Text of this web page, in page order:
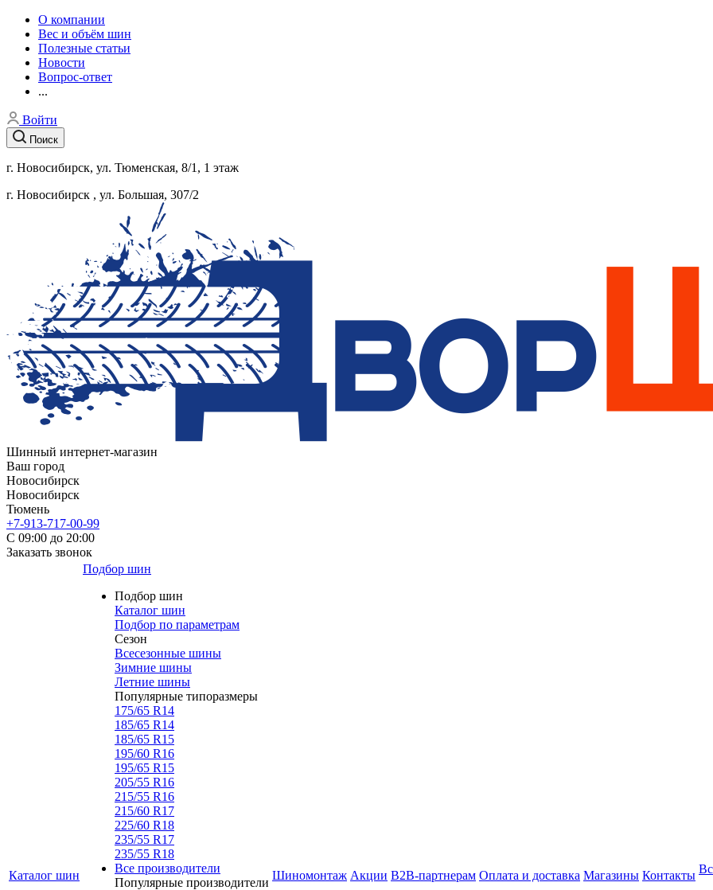
О компании
Вес и объём шин
Полезные статьи
Новости
Вопрос-ответ
...
Войти
Поиск
г. Новосибирск, ул. Тюменская, 8/1​, 1 этаж
г. Новосибирск , ул. Большая, 307/2
Шинный интернет-магазин
Ваш город
Новосибирск
Новосибирск
Тюмень
+7-913-717-00-99
С 09:00 до 20:00
Заказать звонок
Каталог шин
Подбор шин
Подбор шин
Каталог шин
Подбор по параметрам
Сезон
Всесезонные шины
Зимние шины
Летние шины
Популярные типоразмеры
175/65 R14
185/65 R14
185/65 R15
195/60 R16
195/65 R15
205/55 R16
215/55 R16
215/60 R17
225/60 R18
235/55 R17
235/55 R18
Все производители
Популярные производители
Шиномонтаж Акции B2B-партнерам Оплата и доставка Магазины Контакты